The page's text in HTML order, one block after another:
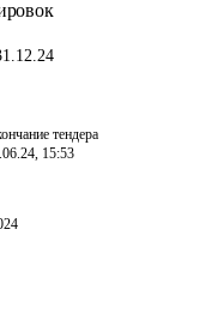
тендера
15:53